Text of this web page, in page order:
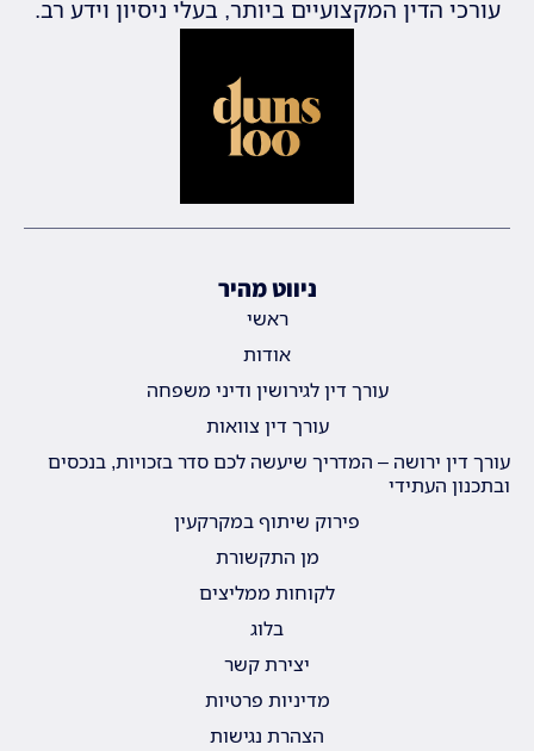
עורכי הדין המקצועיים ביותר, בעלי ניסיון וידע רב.
ניווט מהיר
ראשי
אודות
עורך דין לגירושין ודיני משפחה
עורך דין צוואות
עורך דין ירושה – המדריך שיעשה לכם סדר בזכויות, בנכסים
ובתכנון העתידי
פירוק שיתוף במקרקעין
מן התקשורת
לקוחות ממליצים
בלוג
יצירת קשר
מדיניות פרטיות
הצהרת נגישות